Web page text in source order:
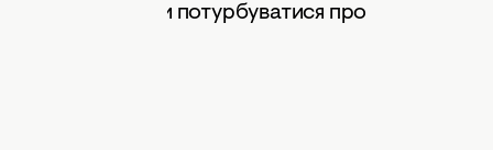
та способи потурбуватися про